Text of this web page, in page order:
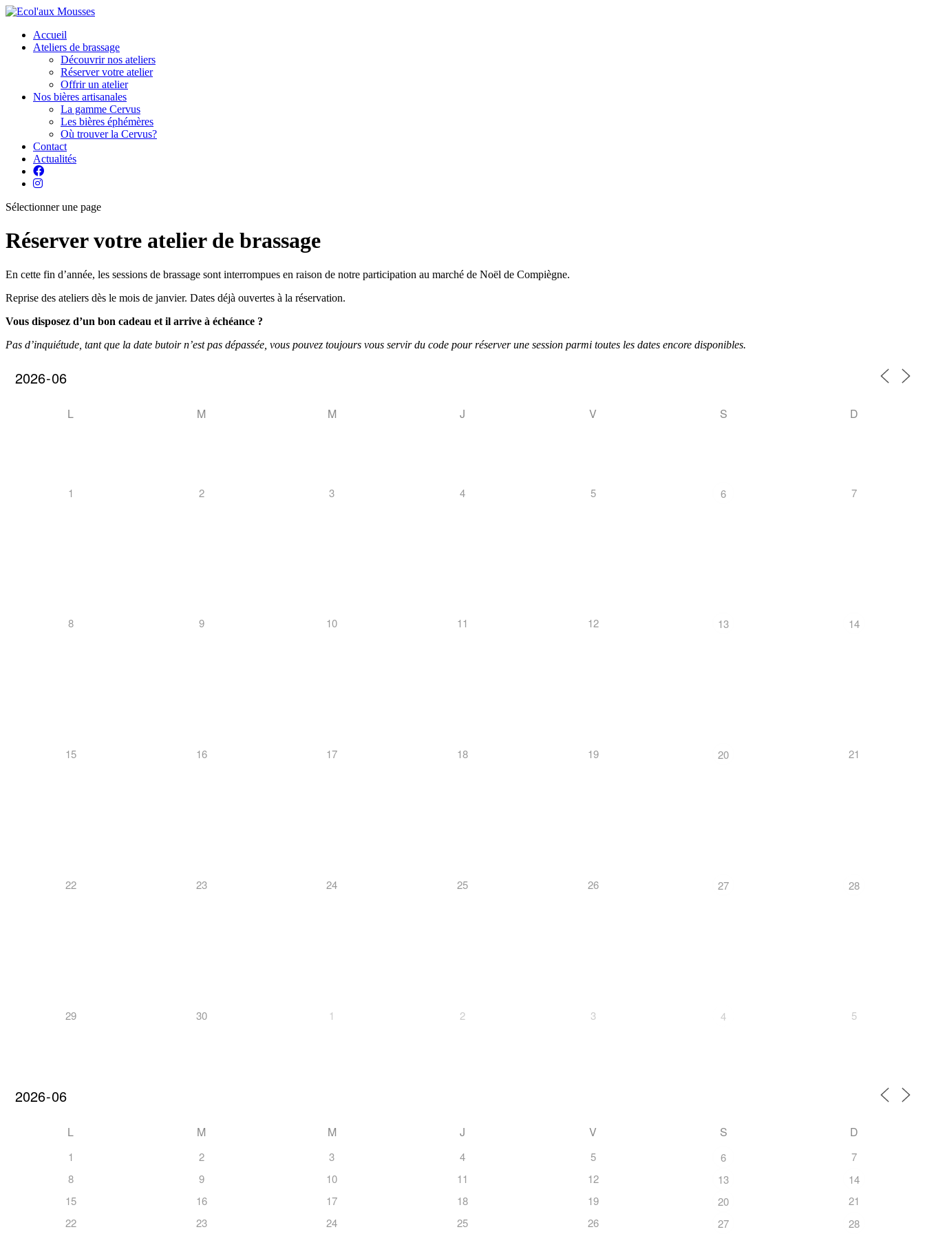
Accueil
Ateliers de brassage
Découvrir nos ateliers
Réserver votre atelier
Offrir un atelier
Nos bières artisanales
La gamme Cervus
Les bières éphémères
Où trouver la Cervus?
Contact
Actualités
Sélectionner une page
Réserver votre atelier de brassage
En cette fin d’année, les sessions de brassage sont interrompues en raison de notre participation au marché de Noël de Compiègne.
Reprise des ateliers dès le mois de janvier. Dates déjà ouvertes à la réservation.
Vous disposez d’un bon cadeau et il arrive à échéance ?
Pas d’inquiétude, tant que la date butoir n’est pas dépassée, vous pouvez toujours vous servir du code pour réserver une session parmi toutes les dates encore disponibles.
L M M J V S D
1 2 3 4 5 6 7
8 9 10 11 12 13 14
15 16 17 18 19 20 21
22 23 24 25 26 27 28
29 30 1 2 3 4 5
L M M J V S D
1 2 3 4 5 6
7
8
9 10 11 12 13
14
15
16 17 18 19 20
21
22
23 24 25 26 27 28